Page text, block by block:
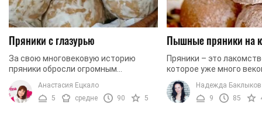
Пряники с глазурью
За свою многовековую историю
пряники обросли огромным
приготовления. Если вы хотите
быстро и просто приготовить
Анастасия Ецкало
5
средне 90 5
Пышные пряники на
Пряники – это
которое уже много
своей актуальности.
маленькими, мама или
наверняка, готовила ...
Надежда
9
85